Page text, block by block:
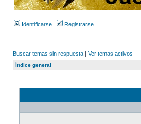
Identificarse Registrarse
Buscar temas sin respuesta | Ver temas activos
Índice general